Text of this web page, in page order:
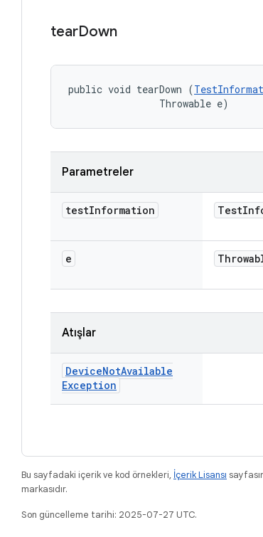
tearDown
public void tearDown (
                Throwable e)
Parametreler
testInformation Test
e
Atışlar
DeviceNotAvailable
Exception
Bu sayfadaki içerik ve kod örnekleri, İçerik Lisansı
markasıdır.
Son güncelleme tarihi: 2025-07-27 UTC.